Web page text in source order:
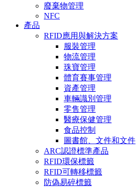
廢棄物管理
NFC
產品
RFID應用與解決方案
服裝管理
物流管理
珠寶管理
體育賽事管理
資產管理
車輛識別管理
零售管理
醫療保健管理
食品控制
圖書館、文件和文件
ARC認證標準產品
RFID環保標籤
RFID可轉移標籤
防偽易碎標籤